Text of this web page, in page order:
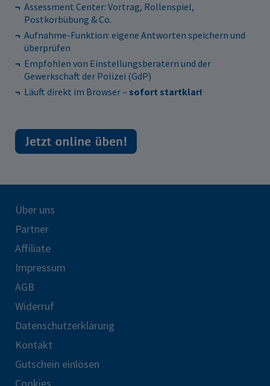
Assessment Center: Vortrag, Rollenspiel,
Postkorbübung & Co.
Aufnahme-Funktion: eigene Antworten speichern und
überprüfen
Empfohlen von Einstellungsberatern und der
Gewerkschaft der Polizei (GdP)
Läuft direkt im Browser – sofort startklar!
Über uns
Partner
Affiliate
Impressum
AGB
Widerruf
Datenschutzerklärung
Kontakt
Gutschein einlösen